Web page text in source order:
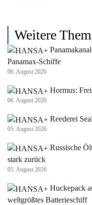
Weitere
Panamax-Schiffe
06. August 2026
Hormus:
06. August 2026
Reederei
05. August 2026
Russische
stark zurück
05. August 2026
Huckepack
weltgrößtes Batterieschiff